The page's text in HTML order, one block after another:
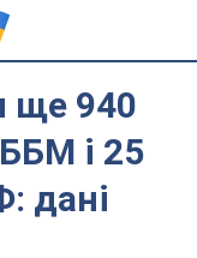
ще 940
і 25
дані